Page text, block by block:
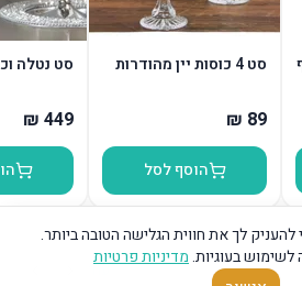
סט 4 כוסות יין מהודרות
הוסף לסל
סט נטלה
עוד
לך את חווית הגלישה הטובה ביותר.
בעוגיות.מדיניות פרטיות